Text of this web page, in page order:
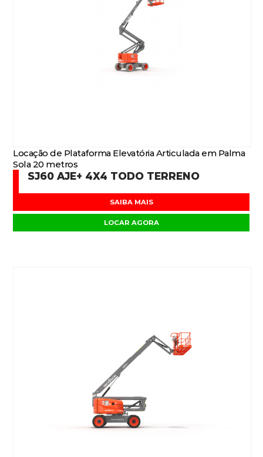
Locação de Plataforma Elevatória Articulada em Palma
Sola 20 metros
SJ60 AJE+ 4X4 TODO TERRENO
SAIBA MAIS
LOCAR AGORA